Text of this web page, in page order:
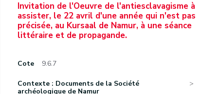
Invitation de l'Oeuvre de l'antiesclavagisme à
assister, le 22 avril d'une année qui n'est pas
précisée, au Kursaal de Namur, à une séance
littéraire et de propagande.
Cote 9.6.7
Contexte : Documents de la Société
archéologique de Namur